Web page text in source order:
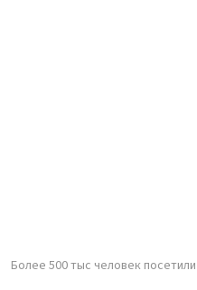
Более 500 тыс человек